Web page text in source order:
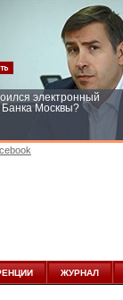
электронный
Банка Москвы?
ЖУРНАЛ